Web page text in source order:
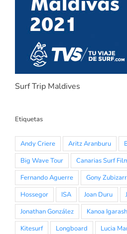
Surf Trip Maldives
Etiquetas
Andy Criere Aritz Aranburu
Big Wave Tour
Canarias Surf
Fernando Aguerre
Gony
Hossegor
ISA Joan Duru
Jonathan González
Kanoa
Kitesurf
Longboard Lucia